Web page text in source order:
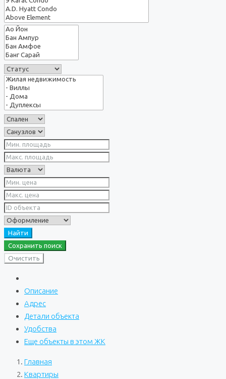
Найти
Сохранить поиск
Очистить
Описание
Адрес
Детали объекта
Удобства
Еще объекты в этом ЖК
Главная
Квартиры